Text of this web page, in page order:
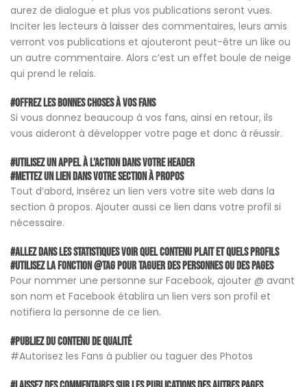
aurez de dialogue et plus vos publications seront vues.
Inciter les lecteurs à laisser des commentaires, leurs amis
verront vos publications et ajouteront peut-être un like ou
un autre commentaire. Alors c’est un effet boule de neige
qui prend le relais.
#Offrez les bonnes choses à vos Fans
Si vous donnez beaucoup à vos fans, ainsi en retour, ils
vous aideront à développer votre page et donc à réussir.
#Utilisez un appel à l’action dans votre Header
#Mettez un lien dans votre section à propos
Tout d’abord, insérez un lien vers votre site web dans la
section à propos. Ajouter aussi ce lien dans votre profil si
nécessaire.
#Allez dans les statistiques voir quel contenu plait et quels profils
#Utilisez La Fonction @Tag pour taguer des personnes ou des pages
Pour nommer une personne sur Facebook, ajouter @ avant
son nom et Facebook établira un lien vers son profil et
notifiera la personne de ce lien.
#Publiez du contenu de qualité
#Autorisez les Fans à publier ou taguer des Photos